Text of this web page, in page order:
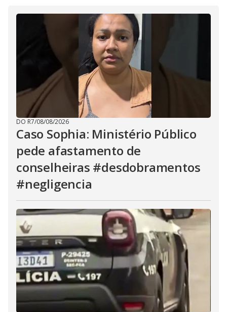
DO R7/08/08/2026
Caso Sophia: Ministério Público
pede afastamento de
conselheiras #desdobramentos
#negligencia